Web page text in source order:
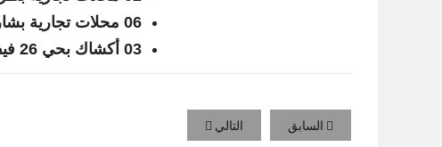
06 محلات تجارية بشارع البيئة
03 أكشاك بحي 26 فيفري
السابق التالي